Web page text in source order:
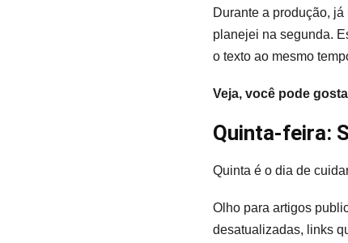
Durante a produção,
planejei na segunda.
o texto ao mesmo
Veja, você pode
Quinta-feira:
Quinta é o dia de
Olho para artigos
desatualizadas, links